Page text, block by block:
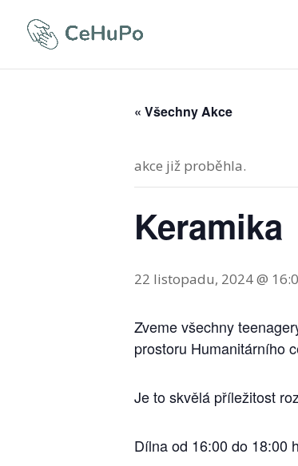
« Všechny Akce
akce již proběhla.
Keramika
22 listopadu, 2024 @
Zveme všechny
prostoru Humanitárního
Je to skvělá příležitost
Dílna od 16:00 do 18:00